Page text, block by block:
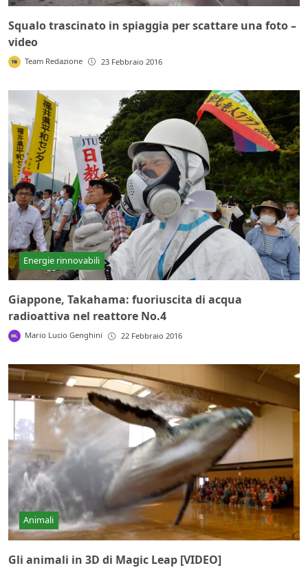
Squalo trascinato in spiaggia per scattare una foto –
video
Team Redazione 23 Febbraio 2016
Energie rinnovabili
Giappone, Takahama: fuoriuscita di acqua
radioattiva nel reattore No.4
Mario Lucio Genghini 22 Febbraio 2016
Animali
Gli animali in 3D di Magic Leap [VIDEO]